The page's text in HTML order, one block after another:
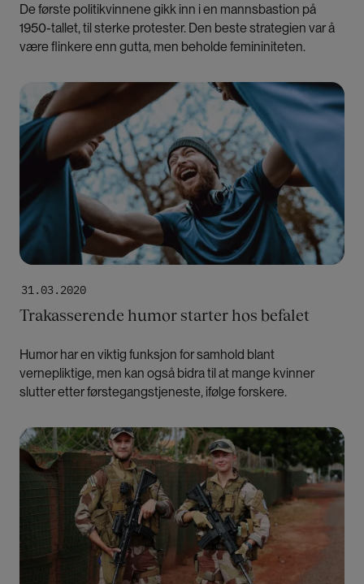
De første politikvinnene gikk inn i en mannsbastion på
1950-tallet, til sterke protester. Den beste strategien var å
være flinkere enn gutta, men beholde femininiteten.
31.03.2020
Trakasserende humor starter hos befalet
Humor har en viktig funksjon for samhold blant
vernepliktige, men kan også bidra til at mange kvinner
slutter etter førstegangstjeneste, ifølge forskere.
Bilde
Bilde